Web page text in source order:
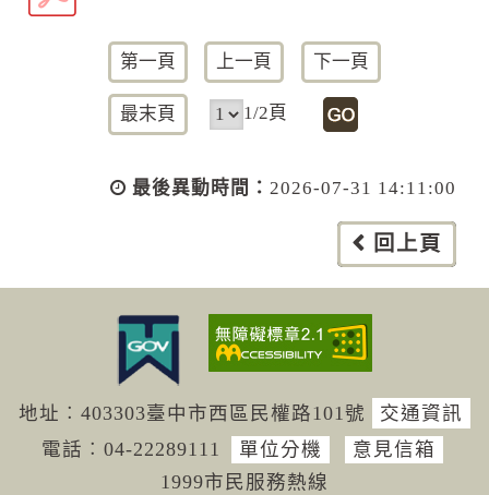
第一頁 上一頁 下一頁
最末頁 1/2頁
最後異動時間： 2026-07-31 14:11:00
回上頁
地址︰403303臺中市西區民權路101號
交通資訊
電話︰04-22289111 單位分機
意見信箱
1999市民服務熱線